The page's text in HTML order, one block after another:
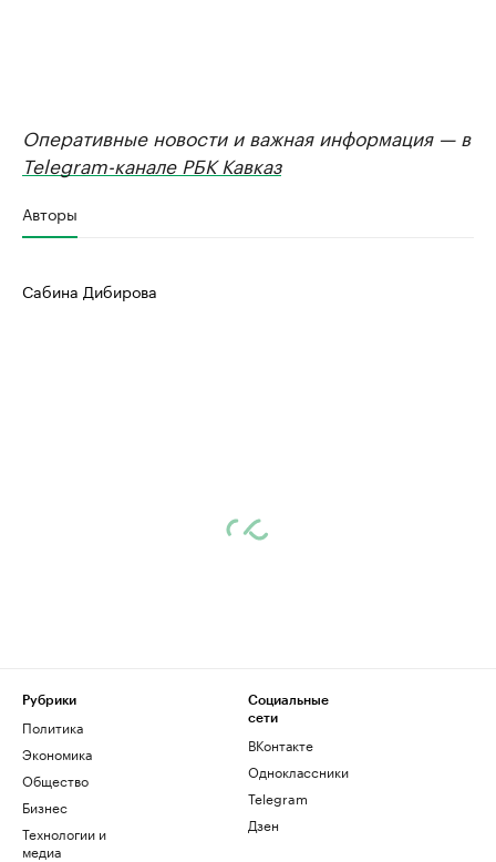
Оперативные новости и важная информация — в
Telegram-канале РБК Кавказ
Авторы
Сабина Дибирова
Рубрики
Политика
Экономика
Общество
Бизнес
Технологии и
медиа
Социальные
сети
ВКонтакте
Одноклассники
Telegram
Дзен